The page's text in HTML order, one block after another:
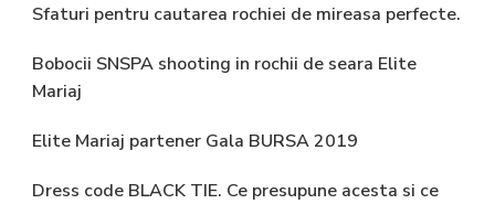
Sfaturi pentru cautarea rochiei de mireasa perfecte.
Bobocii SNSPA shooting in rochii de seara Elite
Mariaj
Elite Mariaj partener Gala BURSA 2019
Dress code BLACK TIE. Ce presupune acesta si ce